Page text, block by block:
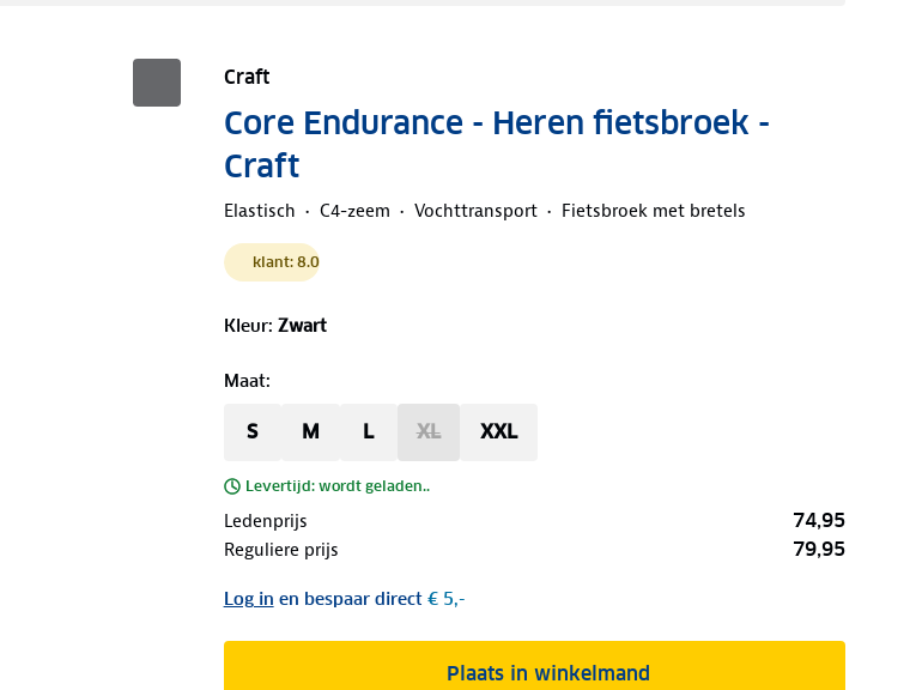
Craft
Core Endurance - Heren fietsbroek -
Craft
Elastisch C4-zeem Vochttransport Fietsbroek met bretels
klant: 8.0
Kleur: Zwart
Maat:
S M L XL XXL
Levertijd: wordt geladen..
Ledenprijs 74,95
Reguliere prijs 79,95
Log in en bespaar direct€ 5,-
Plaats in winkelmand